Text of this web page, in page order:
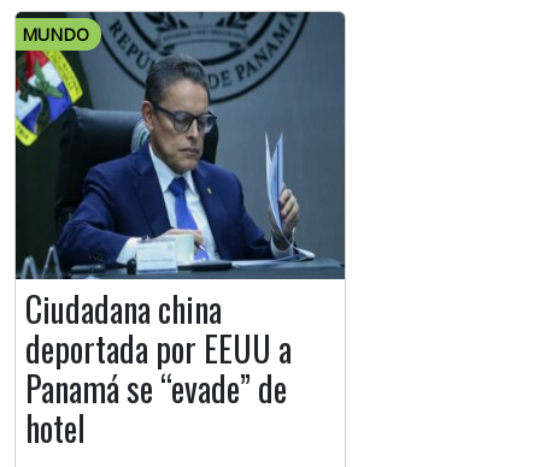
MUNDO
Ciudadana china
deportada por EEUU a
Panamá se “evade” de
hotel